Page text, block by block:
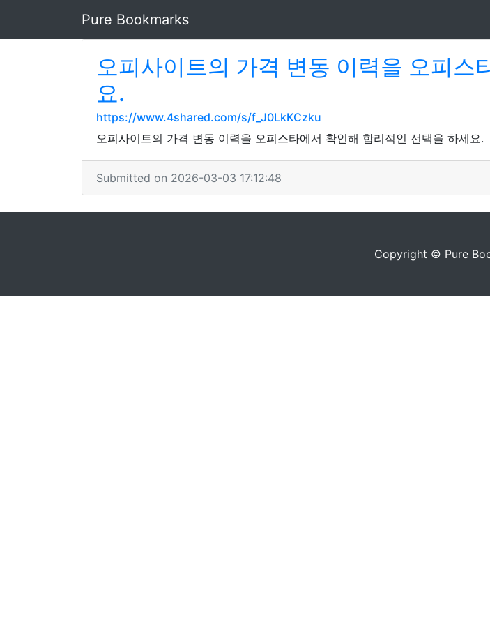
Pure Bookmarks
오피사이트의 가격 변동 이력을 오피스
요.
https://www.4shared.com/s/f_J0LkKCzku
오피사이트의 가격 변동 이력을 오피스타에서 확인해 합리적인 선택을 하세요.
Submitted on 2026-03-03 17:12:48
Copyright © Pure